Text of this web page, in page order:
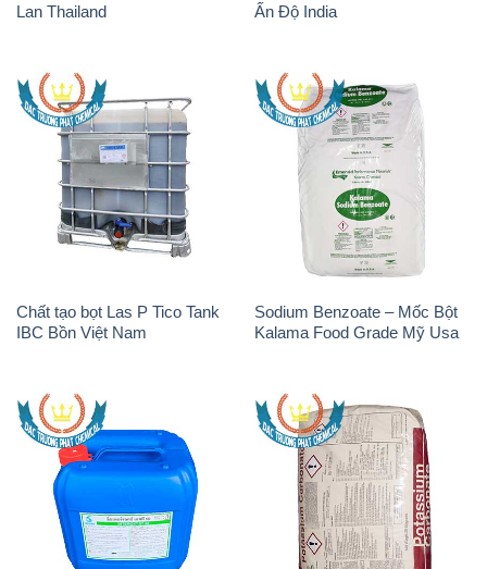
Lan Thailand
Ấn Độ India
Chất tạo bọt Las P Tico Tank
IBC Bồn Việt Nam
Sodium Benzoate – Mốc Bột
Kalama Food Grade Mỹ Usa